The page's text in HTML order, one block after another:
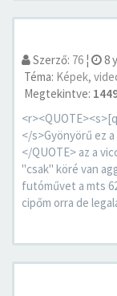
Szerző: 76 ¦ 8
Téma: Képek,
Megtekintve:
</s>Gyönyörű ez
</QUOTE> az a
"csak" köré van
futóművet a mts
cipőm orra de